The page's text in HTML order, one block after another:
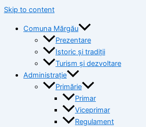
Skip to content
Comuna Mărgău
Prezentare
Istoric și tradiții
Turism și dezvoltare
Administrație
Primărie
Primar
Viceprimar
Regulament